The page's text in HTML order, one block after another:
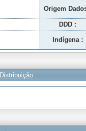
Origem
DDD :
Indígena :
Distribuição